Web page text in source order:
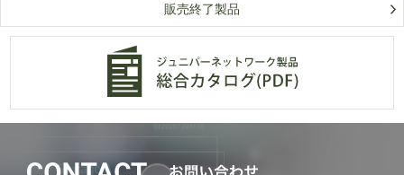
販売終了製品